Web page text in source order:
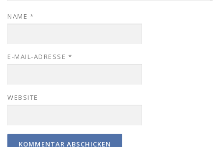
NAME *
E-MAIL-ADRESSE *
WEBSITE